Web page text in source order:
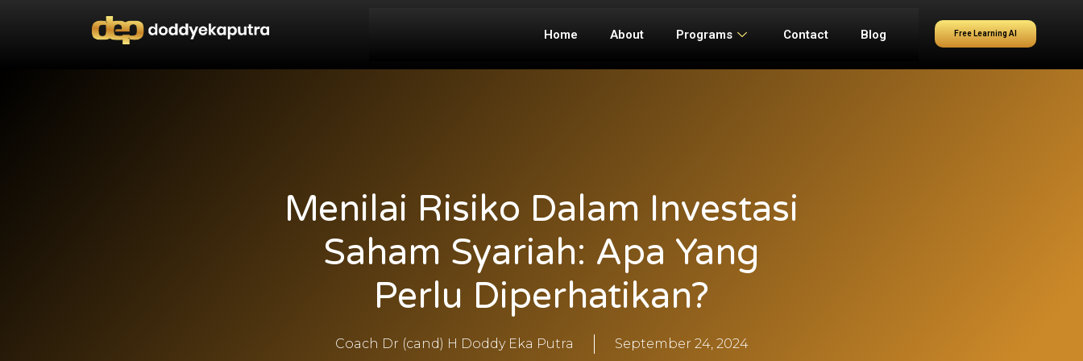
Home About Programs Contact Blog Free Learning AI
Menilai Risiko Dalam Investasi
Saham Syariah: Apa Yang
Perlu Diperhatikan?
Coach Dr (cand) H Doddy Eka Putra September 24, 2024